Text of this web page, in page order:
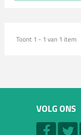
Toont 1 - 1 van 1 item
VOLG ONS